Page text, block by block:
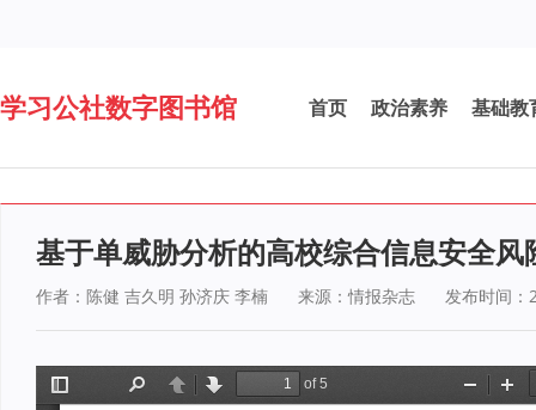
学习公社数字图书馆 首页 政治素养 基础教
基于单威胁分析的高校综合信息安全风
作者：陈健 吉久明 孙济庆 李楠 来源：情报杂志 发布时间：